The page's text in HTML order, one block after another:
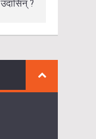
उदासिन् ?